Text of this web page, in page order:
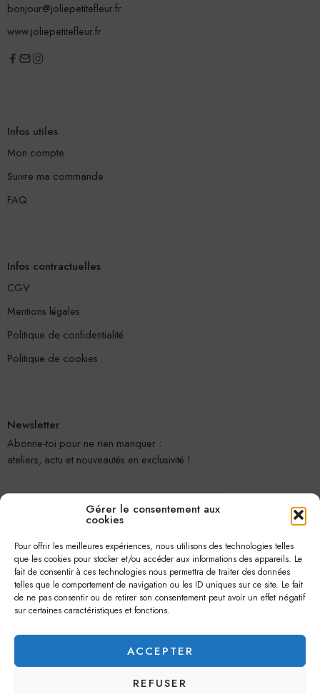
Gérer le consentement aux
cookies
Pour offrir les meilleures expériences, nous utilisons des technologies telles
que les cookies pour stocker et/ou accéder aux informations des appareils. Le
fait de consentir à ces technologies nous permettra de traiter des données
telles que le comportement de navigation ou les ID uniques sur ce site. Le fait
de ne pas consentir ou de retirer son consentement peut avoir un effet négatif
sur certaines caractéristiques et fonctions.
ACCEPTER
REFUSER
bonjour@joliepetitefleur.fr
www.joliepetitefleur.fr
Infos utiles
Mon compte
Suivre ma commande
FAQ
Infos contractuelles
CGV
Mentions légales
Politique de confidentialité
Politique de cookies
Newsletter
Abonne-toi pour ne rien manquer :
ateliers, actu et nouveautés en exclusivité !
Je m'abonne